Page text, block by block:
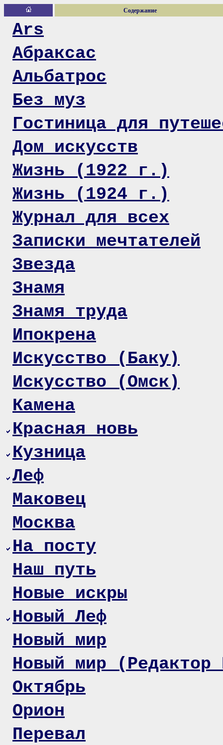
Содержание
Ars
Абраксас
Альбатрос
Без муз
Гостиница для
Дом искусств
Жизнь (1922 г.)
Жизнь (1924 г.)
Журнал для всех
Записки мечтателей
Звезда
Знамя
Знамя труда
Ипокрена
Искусство (Баку)
Искусство (Омск)
Камена
Красная новь
Кузница
Леф
Маковец
Москва
На посту
Наш путь
Новые искры
Новый Леф
Новый мир
Новый мир
Октябрь
Орион
Перевал